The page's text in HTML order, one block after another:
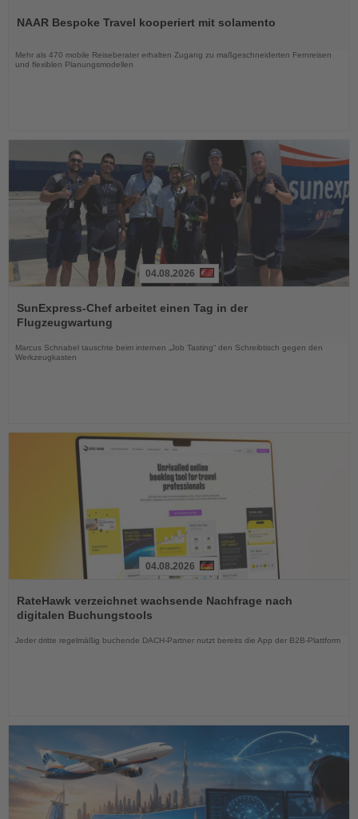
dieNAAR Bespoke Travel kooperiert mit solamento
Mehr als 470 mobile Reiseberater erhalten Zugang zu maßgeschneiderten Fernreisen
und flexiblen Planungsmodellen
Sie
die
Nachrichten
04.08.2026
SunExpress-Chef arbeitet einen Tag in der
Flugzeugwartung
Marcus Schnabel tauschte beim internen „Job Tasting“ den Schreibtisch gegen den
Werkzeugkasten
Sie
die
Nachrichten
04.08.2026
RateHawk verzeichnet wachsende Nachfrage nach
digitalen Buchungstools
Jeder dritte regelmäßig buchende DACH-Partner nutzt bereits die App der B2B-Plattform